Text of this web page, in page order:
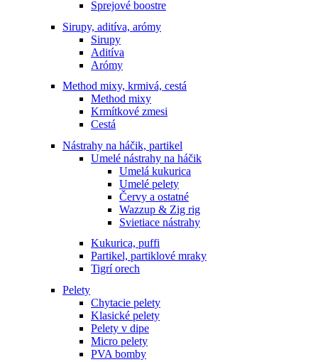
Sprejové boostre
Sirupy, aditíva, arómy
Sirupy
Aditíva
Arómy
Method mixy, krmivá, cestá
Method mixy
Krmítkové zmesi
Cestá
Nástrahy na háčik, partikel
Umelé nástrahy na háčik
Umelá kukurica
Umelé pelety
Červy a ostatné
Wazzup & Zig rig
Svietiace nástrahy
Kukurica, puffi
Partikel, partiklové mraky
Tigrí orech
Pelety
Chytacie pelety
Klasické pelety
Pelety v dipe
Micro pelety
PVA bomby